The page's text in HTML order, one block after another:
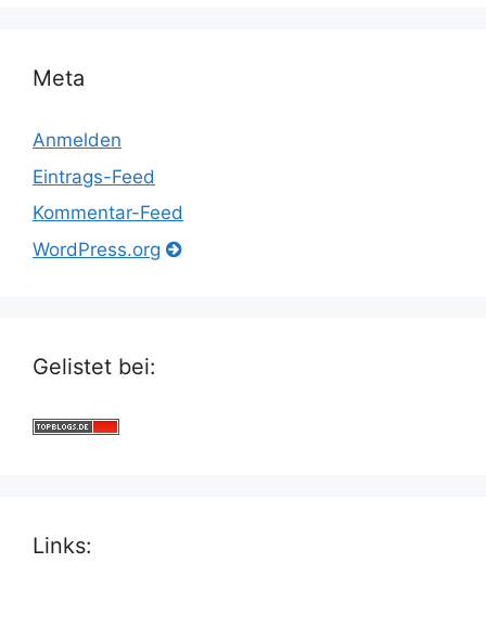
Meta
Anmelden
Eintrags-Feed
Kommentar-Feed
WordPress.org
Gelistet bei:
Links: